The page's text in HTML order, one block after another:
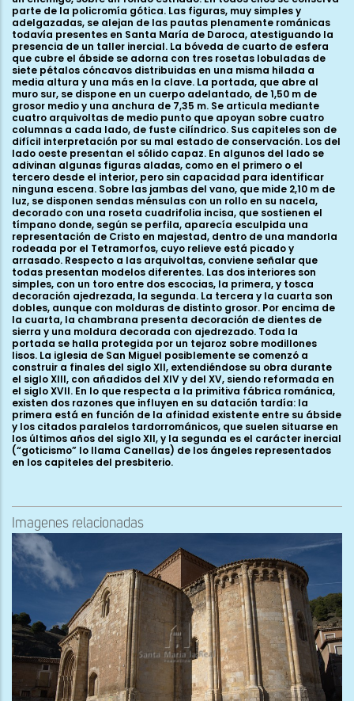
parte de la policromía gótica. Las figuras, muy simples y
adelgazadas, se alejan de las pautas plenamente románicas
todavía presentes en Santa María de Daroca, atestiguando la
presencia de un taller inercial. La bóveda de cuarto de esfera
que cubre el ábside se adorna con tres rosetas lobuladas de
siete pétalos cóncavos distribuidas en una misma hilada a
media altura y una más en la clave. La portada, que abre al
muro sur, se dispone en un cuerpo adelantado, de 1,50 m de
grosor medio y una anchura de 7,35 m. Se articula mediante
cuatro arquivoltas de medio punto que apoyan sobre cuatro
columnas a cada lado, de fuste cilíndrico. Sus capiteles son de
difícil interpretación por su mal estado de conservación. Los del
lado oeste presentan el sólido capaz. En algunos del lado se
adivinan algunas figuras aladas, como en el primero o el
tercero desde el interior, pero sin capacidad para identificar
ninguna escena. Sobre las jambas del vano, que mide 2,10 m de
luz, se disponen sendas ménsulas con un rollo en su nacela,
decorado con una roseta cuadrifolia incisa, que sostienen el
tímpano donde, según se perfila, aparecía esculpida una
representación de Cristo en majestad, dentro de una mandorla
rodeada por el Tetramorfos, cuyo relieve está picado y
arrasado. Respecto a las arquivoltas, conviene señalar que
todas presentan modelos diferentes. Las dos interiores son
simples, con un toro entre dos escocias, la primera, y tosca
decoración ajedrezada, la segunda. La tercera y la cuarta son
dobles, aunque con molduras de distinto grosor. Por encima de
la cuarta, la chambrana presenta decoración de dientes de
sierra y una moldura decorada con ajedrezado. Toda la
portada se halla protegida por un tejaroz sobre modillones
lisos. La iglesia de San Miguel posiblemente se comenzó a
construir a finales del siglo XII, extendiéndose su obra durante
el siglo XIII, con añadidos del XIV y del XV, siendo reformada en
el siglo XVII. En lo que respecta a la primitiva fábrica románica,
existen dos razones que influyen en su datación tardía: la
primera está en función de la afinidad existente entre su ábside
y los citados paralelos tardorrománicos, que suelen situarse en
los últimos años del siglo XII, y la segunda es el carácter inercial
(“goticismo” lo llama Canellas) de los ángeles representados
en los capiteles del presbiterio.
Imagenes relacionadas